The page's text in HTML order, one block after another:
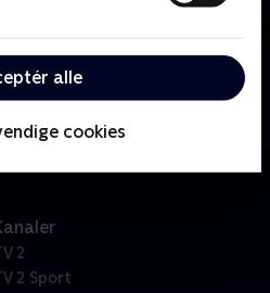
alle
cookies
hovedkanalen TV 2 eller TV
2
2 Sport